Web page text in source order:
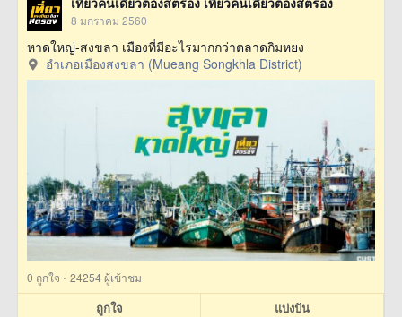
8 มกราคม 2560
หาดใหญ่-สงขลา เมืองที่มีอะไรมากกว่าตลาดกิมหยง
อำเภอเมืองสงขลา (Mueang Songkhla District)
0 ถูกใจ · 24254 ผู้เข้าชม
ถูกใจ แบ่งปัน